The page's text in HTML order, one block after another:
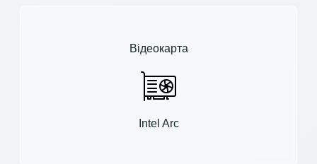
Відеокарта
Intel Arc